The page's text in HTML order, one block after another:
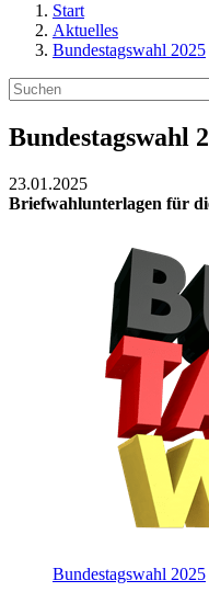
Start
Aktuelles
Bundestagswahl 2025
Bundestagswahl
23.01.2025
Briefwahlunterlagen für
Bundestagswahl 2025